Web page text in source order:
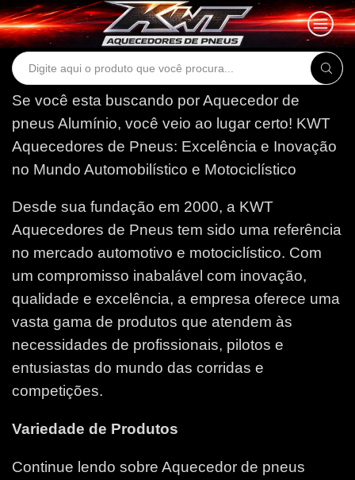
Search
Se você esta buscando por Aquecedor de
pneus Alumínio, você veio ao lugar certo! KWT
Aquecedores de Pneus: Excelência e Inovação
no Mundo Automobilístico e Motociclístico
Desde sua fundação em 2000, a KWT
Aquecedores de Pneus tem sido uma referência
no mercado automotivo e motociclístico. Com
um compromisso inabalável com inovação,
qualidade e excelência, a empresa oferece uma
vasta gama de produtos que atendem às
necessidades de profissionais, pilotos e
entusiastas do mundo das corridas e
competições.
Variedade de Produtos
Continue lendo sobre Aquecedor de pneus